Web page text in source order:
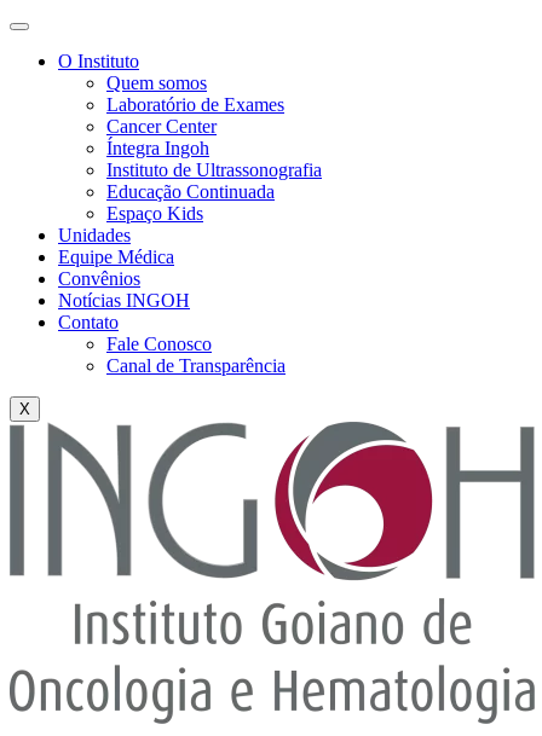
O Instituto
Quem somos
Laboratório de Exames
Cancer Center
Íntegra Ingoh
Instituto de Ultrassonografia
Educação Continuada
Espaço Kids
Unidades
Equipe Médica
Convênios
Notícias INGOH
Contato
Fale Conosco
Canal de Transparência
X